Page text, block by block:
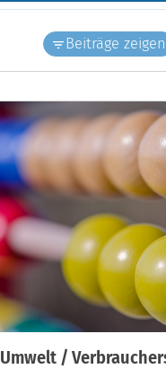
Beiträge zeigen
Umwelt /